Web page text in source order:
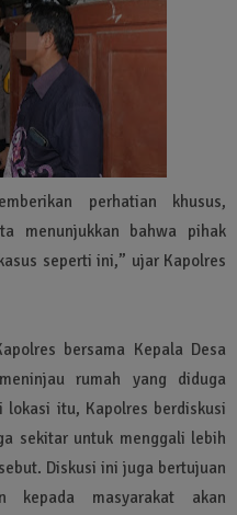
perhatian khusus,
menunjukkan bahwa pihak
seperti ini,” ujar Kapolres
bersama Kepala Desa
rumah yang diduga
itu, Kapolres berdiskusi
sekitar untuk menggali lebih
Diskusi ini juga bertujuan
kepada masyarakat akan